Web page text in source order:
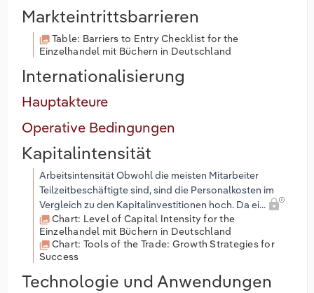
Markteintrittsbarrieren
Table: Barriers to Entry Checklist for the
Einzelhandel mit Büchern in Deutschland
Internationalisierung
Hauptakteure
Operative Bedingungen
Kapitalintensität
Arbeitsintensität Obwohl die meisten Mitarbeiter
Teilzeitbeschäftigte sind, sind die Personalkosten im
Vergleich zu den Kapitalinvestitionen hoch. Da ei...
Chart: Level of Capital Intensity for the
Einzelhandel mit Büchern in Deutschland
Chart: Tools of the Trade: Growth Strategies for
Success
Technologie und Anwendungen